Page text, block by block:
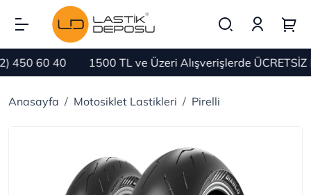
60 40 1500 TL ve Üzeri Alışverişlerde ÜCRETSİZ
Anasayfa Motosiklet Lastikleri Pirelli